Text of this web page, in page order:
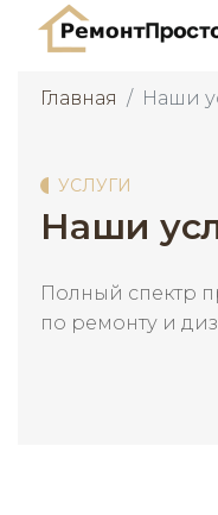
Главная Наши
УСЛУГИ
Наши
Полный спектр
по ремонту и